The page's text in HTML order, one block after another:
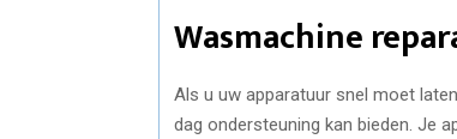
Wasmachine
Als u uw apparatuur snel moet
dag ondersteuning kan bieden. Je